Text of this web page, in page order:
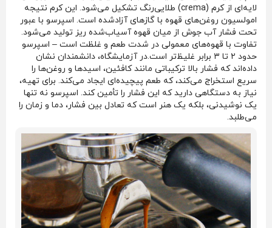
لایه‌ای از کرم (crema) طلایی‌رنگ تشکیل می‌شود. این کرم نتیجه
امولسیون روغن‌های قهوه با گازهای آزادشده است. اسپرسو با عبور
تحت فشار آب جوش از میان قهوه آسیاب‌شده ریز تولید می‌شود.
تفاوت با قهوه‌های معمولی در شدت طعم و غلظت است – اسپرسو
حدود ۲ تا ۳ برابر غلیظ‌تر است.در آزمایشگاه، دانشمندان نشان
داده‌اند که فشار بالا ترکیباتی مانند کافئین، اسیدها و روغن‌ها را
سریع استخراج می‌کند، که طعم پیچیده‌ای ایجاد می‌کند. برای تهیه،
نیاز به دستگاهی دارید که این فشار را تأمین کند. اسپرسو نه تنها
یک نوشیدنی، بلکه یک هنر است که تعادل بین فشار، دما و زمان را
می‌طلبد.